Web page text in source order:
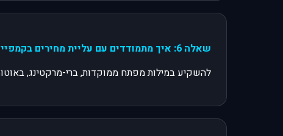
שאלה 6: איך מתמודדים עם עליית מחירים בקמפיינים ממומנים?
להשקיע במילות מפתח ממוקדות, ברי-מרקטינג,